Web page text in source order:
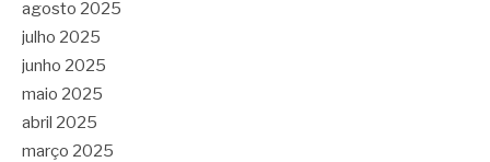
agosto 2025
julho 2025
junho 2025
maio 2025
abril 2025
março 2025